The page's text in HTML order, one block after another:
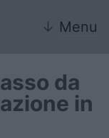
↓ Menu
da
in